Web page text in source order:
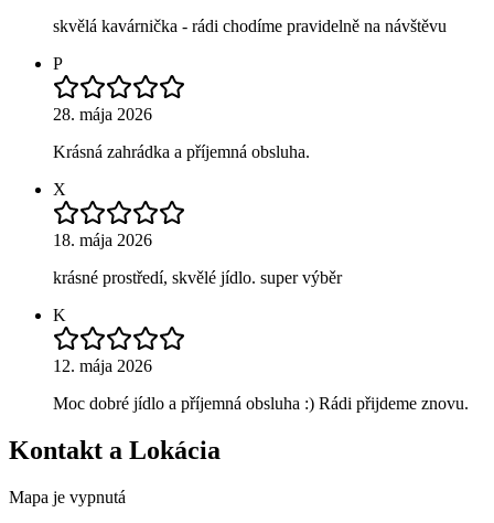
skvělá kavárnička - rádi chodíme pravidelně na návštěvu
P
28. mája 2026
Krásná zahrádka a příjemná obsluha.
X
18. mája 2026
krásné prostředí, skvělé jídlo. super výběr
K
12. mája 2026
Moc dobré jídlo a příjemná obsluha :) Rádi přijdeme znovu.
Kontakt a Lokácia
Mapa je vypnutá